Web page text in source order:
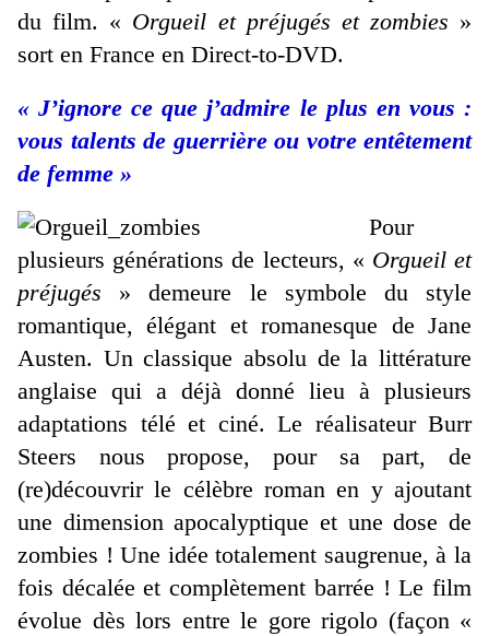
du film. « Orgueil et préjugés et zombies »
sort en France en Direct-to-DVD.
« J’ignore ce que j’admire le plus en vous :
vous talents de guerrière ou votre entêtement
de femme »
Pour
plusieurs générations de lecteurs, « Orgueil et
préjugés » demeure le symbole du style
romantique, élégant et romanesque de Jane
Austen. Un classique absolu de la littérature
anglaise qui a déjà donné lieu à plusieurs
adaptations télé et ciné. Le réalisateur Burr
Steers nous propose, pour sa part, de
(re)découvrir le célèbre roman en y ajoutant
une dimension apocalyptique et une dose de
zombies ! Une idée totalement saugrenue, à la
fois décalée et complètement barrée ! Le film
évolue dès lors entre le gore rigolo (façon «